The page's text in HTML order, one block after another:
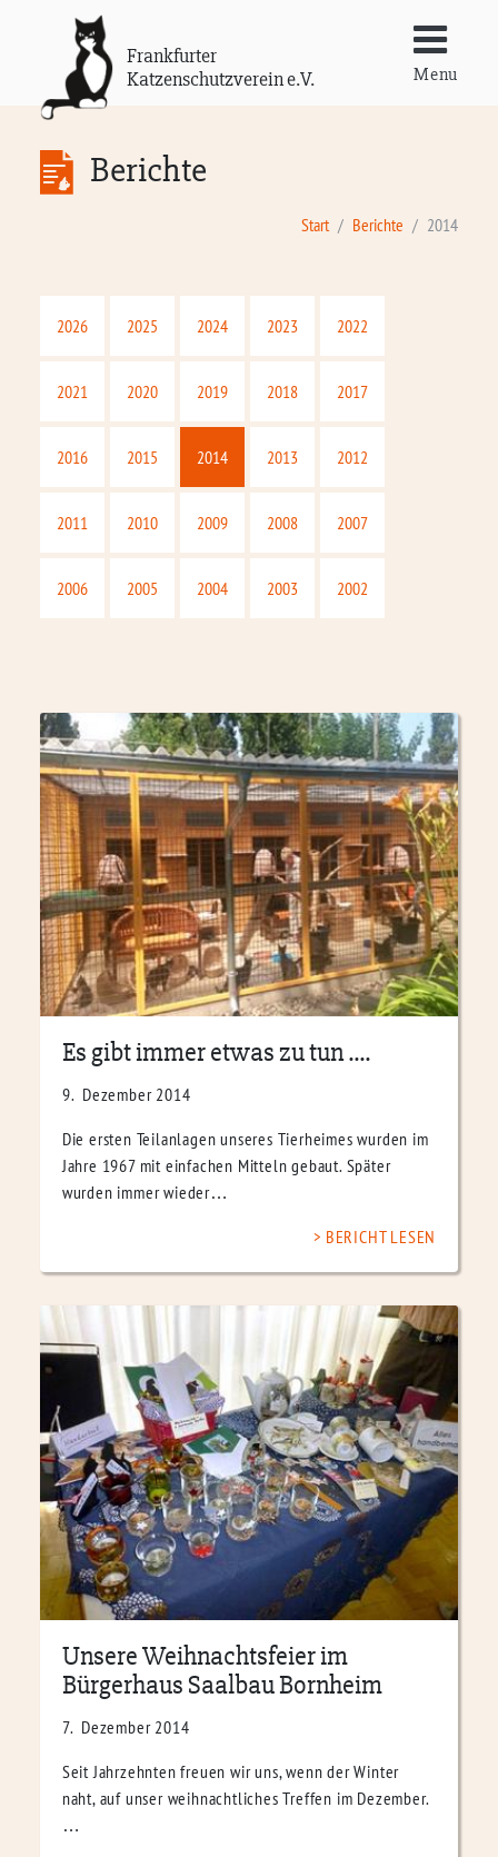
Frankfurter
Katzenschutzverein e.V.
Menu
Berichte
Start Berichte 2014
2026 2025 2024 2023 2022
2021 2020 2019 2018 2017
2016 2015 2014 2013 2012
2011 2010 2009 2008 2007
2006 2005 2004 2003 2002
Es gibt immer etwas zu tun ....
9. Dezember 2014
Die ersten Teilanlagen unseres Tierheimes wurden im
Jahre 1967 mit einfachen Mitteln gebaut. Später
wurden immer wieder…
BERICHT LESEN
Unsere Weihnachtsfeier im
Bürgerhaus Saalbau Bornheim
7. Dezember 2014
Seit Jahrzehnten freuen wir uns, wenn der Winter
naht, auf unser weihnachtliches Treffen im Dezember.
…